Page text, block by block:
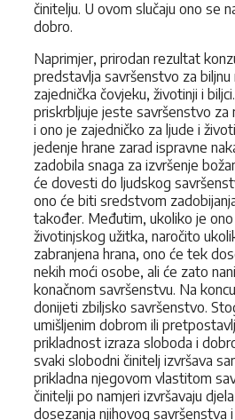
činitelju. U ovom slučaju ono se
dobro.
Naprimjer, prirodan rezultat
predstavlja savršenstvo za biljnu
zajednička čovjeku, životinji i
priskrbljuje jeste savršenstvo za
i ono je zajedničko za ljude i
jedenje hrane zarad ispravne
zadobila snaga za izvršenje
će dovesti do ljudskog
ono će biti sredstvom
također. Međutim, ukoliko je
životinjskog užitka, naročito
zabranjena hrana, ono će tek
nekih moći osobe, ali će zato
konačnom savršenstvu. Na
donijeti zbiljsko savršenstvo.
umišljenim dobrom ili
prikladnost izraza sloboda i
svaki slobodni činitelj izvršava
prikladna njegovom vlastitom
činitelji po namjeri izvršavaju
dosezanja njihovog savršenstva